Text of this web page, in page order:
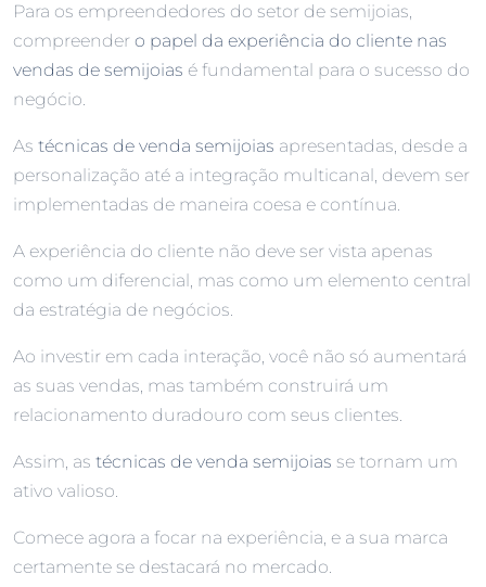
Para os empreendedores do setor de semijoias,
compreender o papel da experiência do cliente nas
vendas de semijoias é fundamental para o sucesso do
negócio.
As técnicas de venda semijoias apresentadas, desde a
personalização até a integração multicanal, devem ser
implementadas de maneira coesa e contínua.
A experiência do cliente não deve ser vista apenas
como um diferencial, mas como um elemento central
da estratégia de negócios.
Ao investir em cada interação, você não só aumentará
as suas vendas, mas também construirá um
relacionamento duradouro com seus clientes.
Assim, as técnicas de venda semijoias se tornam um
ativo valioso.
Comece agora a focar na experiência, e a sua marca
certamente se destacará no mercado.